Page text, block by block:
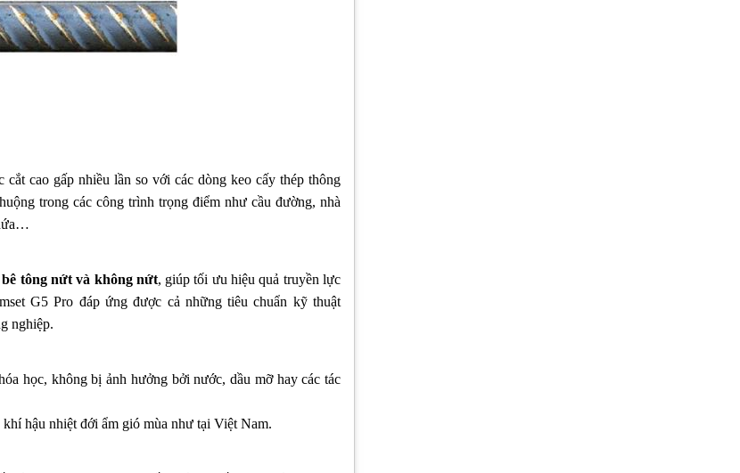
cao gấp nhiều lần so với các dòng keo cấy thép thông
trong các công trình trọng điểm như cầu đường, nhà
bê tông nứt và không nứt, giúp tối ưu hiệu quả truyền lực
G5 Pro đáp ứng được cả những tiêu chuẩn kỹ thuật
nghiệp.
học, không bị ảnh hưởng bởi nước, dầu mỡ hay các tác
hậu nhiệt đới ẩm gió mùa như tại Việt Nam.